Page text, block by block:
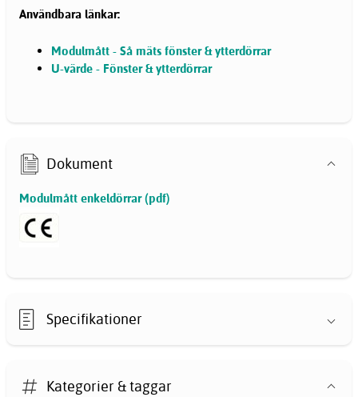
Användbara länkar:
Modulmått - Så mäts fönster & ytterdörrar
U-värde - Fönster & ytterdörrar
Dokument
Modulmått enkeldörrar (pdf)
Specifikationer
Kategorier & taggar